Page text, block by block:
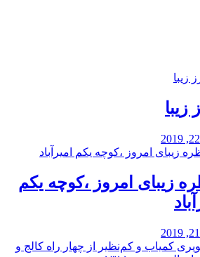
زیبا
زیبای امروز ،کوچه یکم